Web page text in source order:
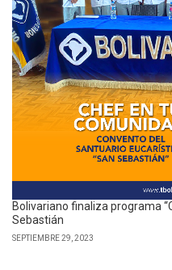
Bolivariano finaliza programa
Sebastián
SEPTIEMBRE 29, 2023